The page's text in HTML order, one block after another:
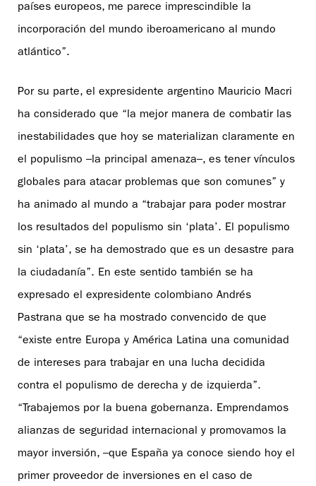
países europeos, me parece imprescindible la
incorporación del mundo iberoamericano al mundo
atlántico”.
Por su parte, el expresidente argentino Mauricio Macri
ha considerado que “la mejor manera de combatir las
inestabilidades que hoy se materializan claramente en
el populismo ­­­–la principal amenaza­­­–, es tener vínculos
globales para atacar problemas que son comunes” y
ha animado al mundo a “trabajar para poder mostrar
los resultados del populismo sin ‘plata’. El populismo
sin ‘plata’, se ha demostrado que es un desastre para
la ciudadanía”. En este sentido también se ha
expresado el expresidente colombiano Andrés
Pastrana que se ha mostrado convencido de que
“existe entre Europa y América Latina una comunidad
de intereses para trabajar en una lucha decidida
contra el populismo de derecha y de izquierda”.
“Trabajemos por la buena gobernanza. Emprendamos
alianzas de seguridad internacional y promovamos la
mayor inversión, ­­­–que España ya conoce siendo hoy el
primer proveedor de inversiones en el caso de